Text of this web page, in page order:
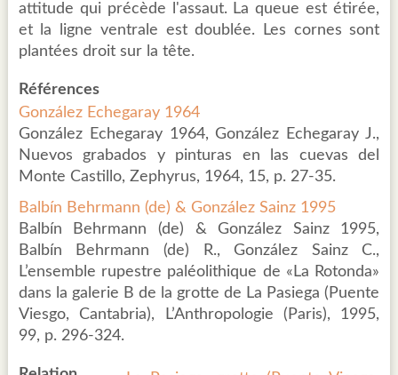
attitude qui précède l'assaut. La queue est étirée,
et la ligne ventrale est doublée. Les cornes sont
plantées droit sur la tête.
Références
González Echegaray 1964
González Echegaray 1964, González Echegaray J.,
Nuevos grabados y pinturas en las cuevas del
Monte Castillo, Zephyrus, 1964, 15, p. 27-35.
Balbín Behrmann (de) & González Sainz 1995
Balbín Behrmann (de) & González Sainz 1995,
Balbín Behrmann (de) R., González Sainz C.,
L’ensemble rupestre paléolithique de «La Rotonda»
dans la galerie B de la grotte de La Pasiega (Puente
Viesgo, Cantabria), L’Anthropologie (Paris), 1995,
99, p. 296-324.